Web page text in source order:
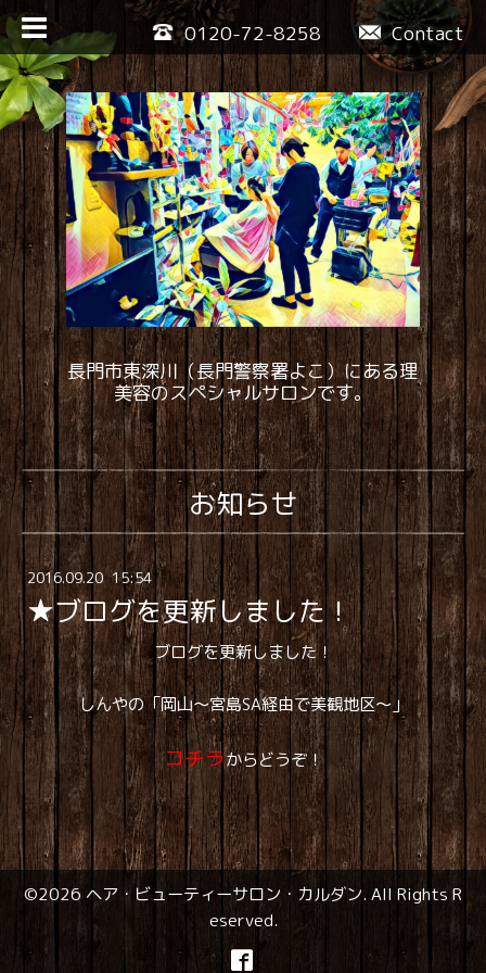
Contact
0120-72-8258
長門市東深川（長門警察署よこ）にある理
美容のスペシャルサロンです。
お知らせ
2016.09.20 15:54
★ブログを更新しました！
ブログを更新しました！
しんやの「岡山～宮島SA経由で美観地区～」
コチラからどうぞ！
©2026 ヘア・ビューティーサロン・カルダン. All Rights R
eserved.